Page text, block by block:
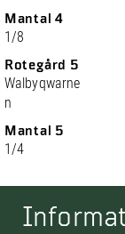
Mantal 4
1/8
Rotegård 5
Walbyqwarne
n
Mantal 5
1/4